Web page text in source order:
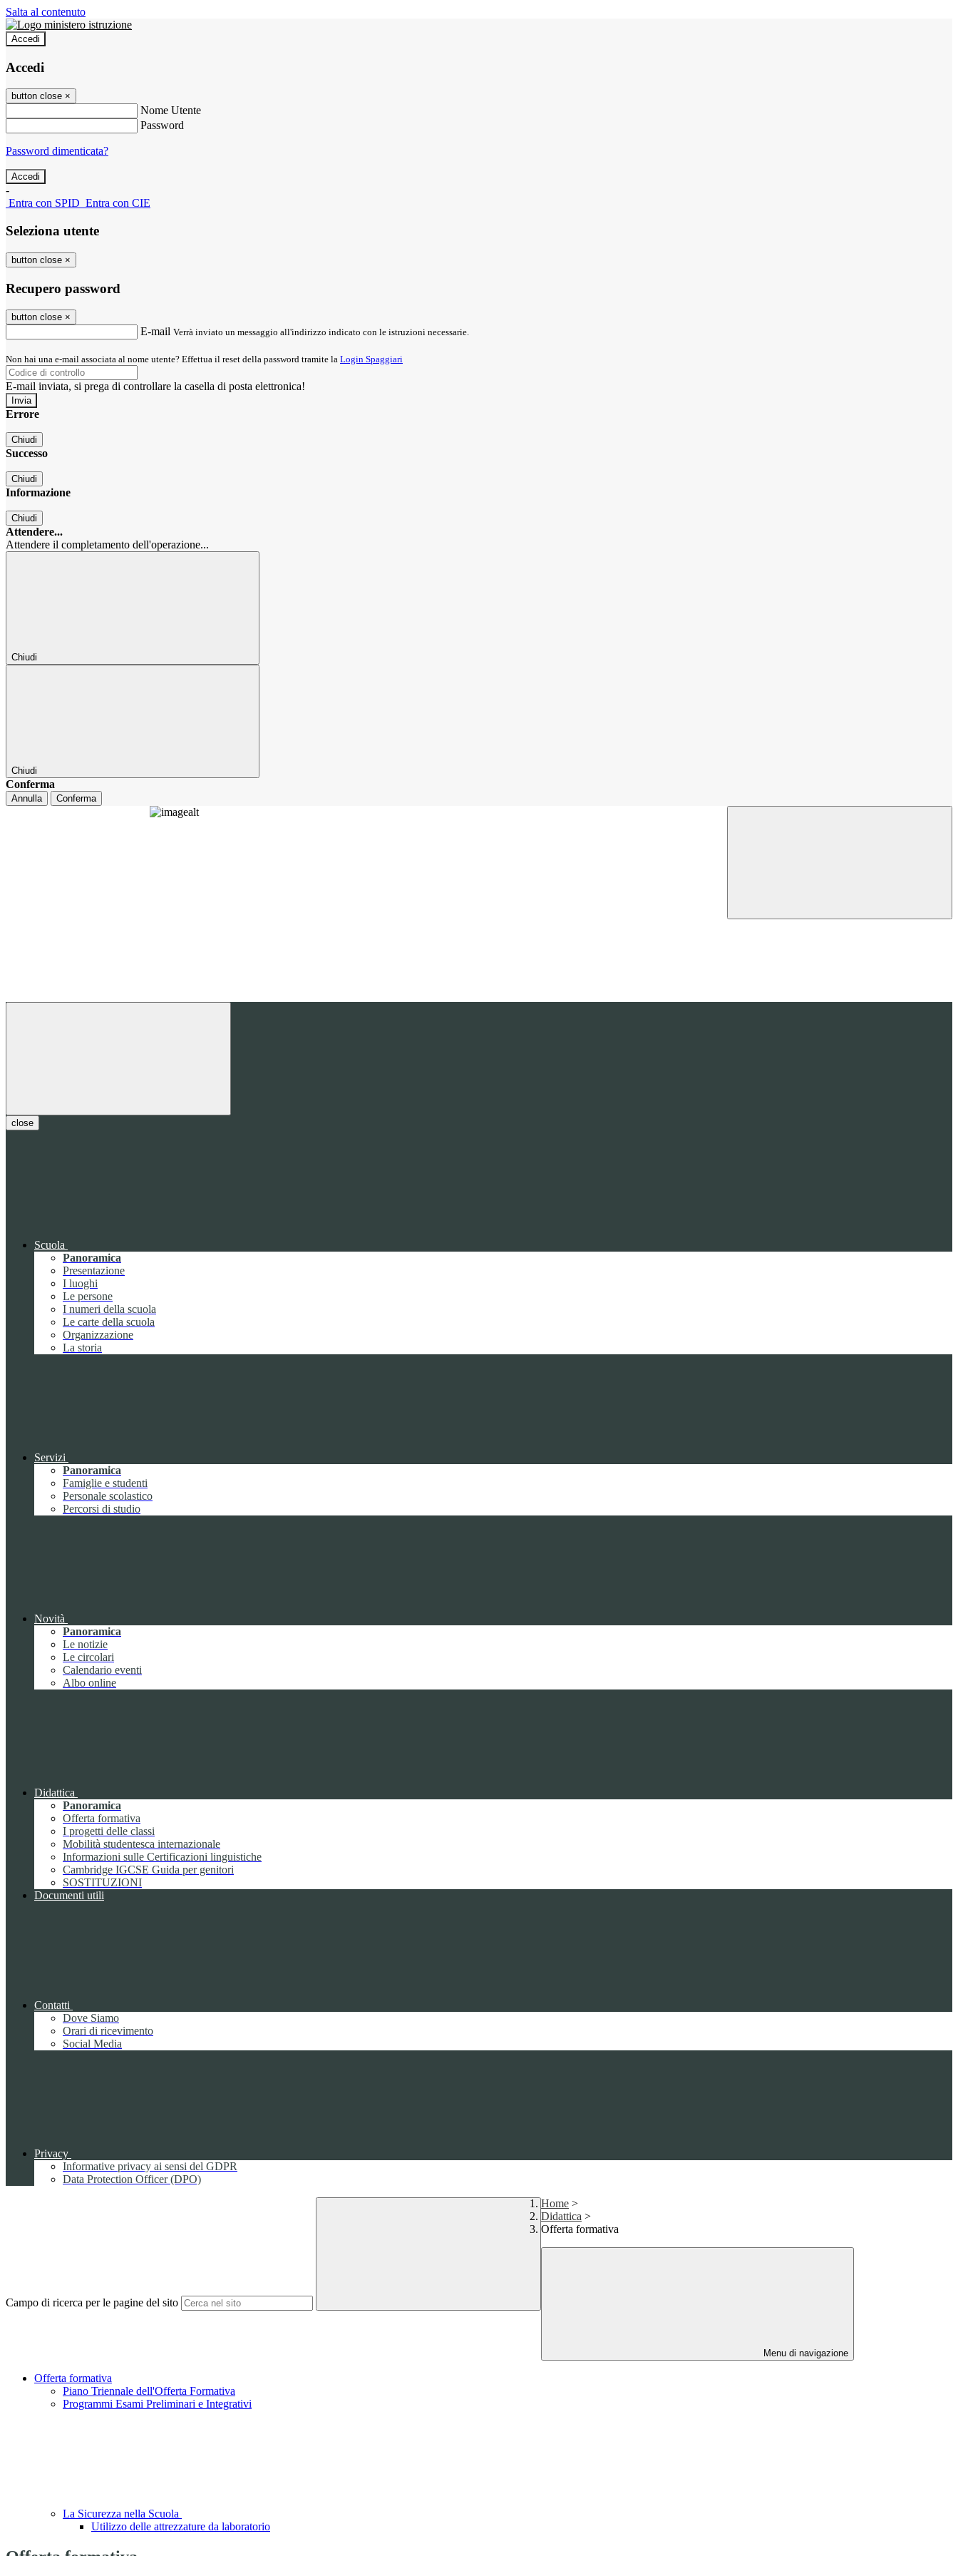
Salta al contenuto
Accedi
Accedi
button close ×
Nome Utente
Password
Password dimenticata?
-
Entra con SPID Entra con CIE
Seleziona utente
button close ×
Recupero password
button close ×
E-mail Verrà inviato un messaggio all'indirizzo indicato con le istruzioni necessarie.
Non hai una e-mail associata al nome utente? Effettua il reset della password tramite la Login Spaggiari
E-mail inviata, si prega di controllare la casella di posta elettronica!
Errore
Chiudi
Successo
Chiudi
Informazione
Chiudi
Attendere...
Attendere il completamento dell'operazione...
Chiudi
Chiudi
Conferma
Annulla Conferma
close
Scuola
Panoramica
Presentazione
I luoghi
Le persone
I numeri della scuola
Le carte della scuola
Organizzazione
La storia
Servizi
Panoramica
Famiglie e studenti
Personale scolastico
Percorsi di studio
Novità
Panoramica
Le notizie
Le circolari
Calendario eventi
Albo online
Didattica
Panoramica
Offerta formativa
I progetti delle classi
Mobilità studentesca internazionale
Informazioni sulle Certificazioni linguistiche
Cambridge IGCSE Guida per genitori
SOSTITUZIONI
Documenti utili
Contatti
Dove Siamo
Orari di ricevimento
Social Media
Privacy
Informative privacy ai sensi del GDPR
Data Protection Officer (DPO)
Campo di ricerca per le pagine del sito
Home >
Didattica >
Offerta formativa
Menu di navigazione
Offerta formativa
Piano Triennale dell'Offerta Formativa
Programmi Esami Preliminari e Integrativi
La Sicurezza nella Scuola
Utilizzo delle attrezzature da laboratorio